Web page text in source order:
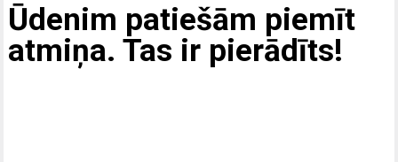
Ūdenim patiešām piemīt
atmiņa. Tas ir pierādīts!